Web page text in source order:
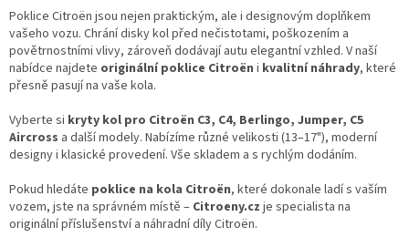
a
c
í
p
k
y
v
p
i
s
v
á
n
í
Poklice Citroën jsou nejen praktickým, ale i designovým doplňkem
vašeho vozu. Chrání disky kol před nečistotami, poškozením a
povětrnostními vlivy, zároveň dodávají autu elegantní vzhled. V naší
nabídce najdete originální poklice Citroën i kvalitní náhrady, které
přesně pasují na vaše kola.
Vyberte si kryty kol pro Citroën C3, C4, Berlingo, Jumper, C5
Aircross a další modely. Nabízíme různé velikosti (13–17"), moderní
designy i klasické provedení. Vše skladem a s rychlým dodáním.
Pokud hledáte poklice na kola Citroën, které dokonale ladí s vaším
vozem, jste na správném místě – Citroeny.cz je specialista na
originální příslušenství a náhradní díly Citroën.